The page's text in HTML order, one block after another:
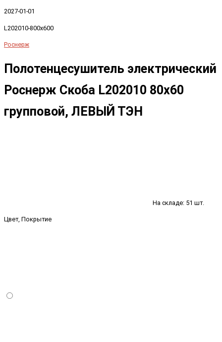
2027-01-01
L202010-800x600
Роснерж
Полотенцесушитель электрический
Роснерж Скоба L202010 80x60
групповой, ЛЕВЫЙ ТЭН
На складе: 51 шт.
Цвет, Покрытие